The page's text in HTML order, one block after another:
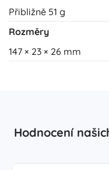
Přibližně 51 g
Rozměry
147 × 23 × 26 mm
Hodnocení